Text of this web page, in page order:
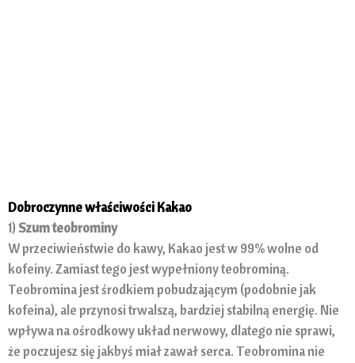
Dobroczynne właściwości Kakao
1) Szum teobrominy
W przeciwieństwie do kawy, Kakao jest w 99% wolne od
kofeiny. Zamiast tego jest wypełniony teobrominą.
Teobromina jest środkiem pobudzającym (podobnie jak
kofeina), ale przynosi trwalszą, bardziej stabilną energię. Nie
wpływa na ośrodkowy układ nerwowy, dlatego nie sprawi,
że poczujesz się jakbyś miał zawał serca. Teobromina nie